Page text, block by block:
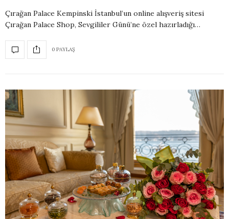
Çırağan Palace Kempinski İstanbul’un online alışveriş sitesi
Çırağan Palace Shop, Sevgililer Günü’ne özel hazırladığı…
0 PAYLAŞ